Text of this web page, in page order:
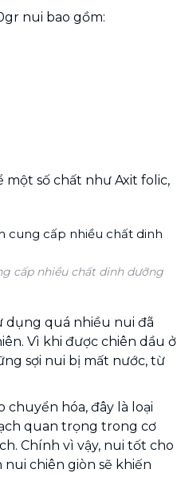
nui bao gồm:
một số chất như Axit folic,
cấp nhiều chất dinh dưỡng
dụng quá nhiều nui đã
Vì khi được chiên dầu ở
sợi nui bị mất nước, từ
hóa, đây là loại
quan trọng trong cơ
Chính vì vậy, nui tốt cho
chiên giòn sẽ khiến